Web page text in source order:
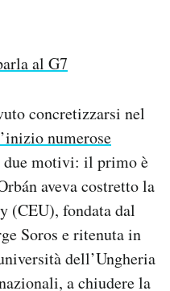
al G7
concretizzarsi nel
numerose
due motivi: il primo è
aveva costretto la
(CEU), fondata dal
Soros e ritenuta in
dell’Ungheria
a chiudere la